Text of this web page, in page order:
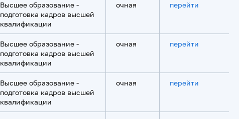
Высшее образование -
подготовка кадров высшей
квалификации
очная перейти
Высшее образование -
подготовка кадров высшей
квалификации
очная перейти
Высшее образование -
подготовка кадров высшей
квалификации
очная перейти